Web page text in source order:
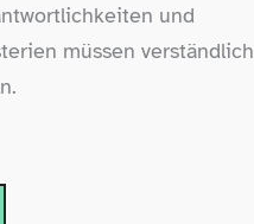
und
müssen verständlich